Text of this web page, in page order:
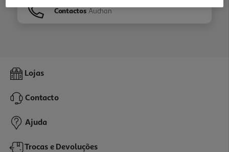
Contactos Auchan
Lojas
Contacto
Ajuda
Trocas e Devoluções